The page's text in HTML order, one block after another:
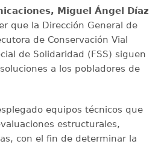
Miguel Ángel Díaz
que la Dirección General de
de Conservación Vial
de Solidaridad (FSS) siguen
a los pobladores de
equipos técnicos que
estructurales,
con el fin de determinar la